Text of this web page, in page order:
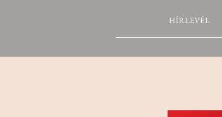
HÍRLEVÉL